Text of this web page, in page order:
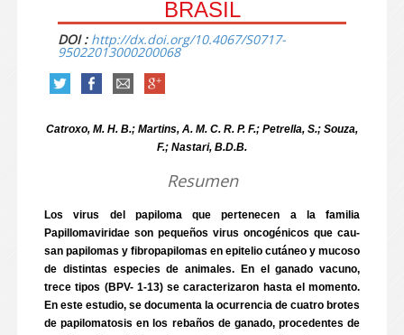
BRASIL
DOI : http://dx.doi.org/10.4067/S0717-
95022013000200068
Catroxo, M. H. B.; Martins, A. M. C. R. P. F.; Petrella, S.; Souza,
F.; Nastari, B.D.B.
Resumen
Los virus del papiloma que pertenecen a la familia
Papillomaviridae son pequeños virus oncogénicos que cau-
san papilomas y fibropapilomas en epitelio cutáneo y mucoso
de distintas especies de animales. En el ganado vacuno,
trece tipos (BPV- 1-13) se caracterizaron hasta el momento.
En este estudio, se documenta la ocurrencia de cuatro brotes
de papilomatosis en los rebaños de ganado, procedentes de